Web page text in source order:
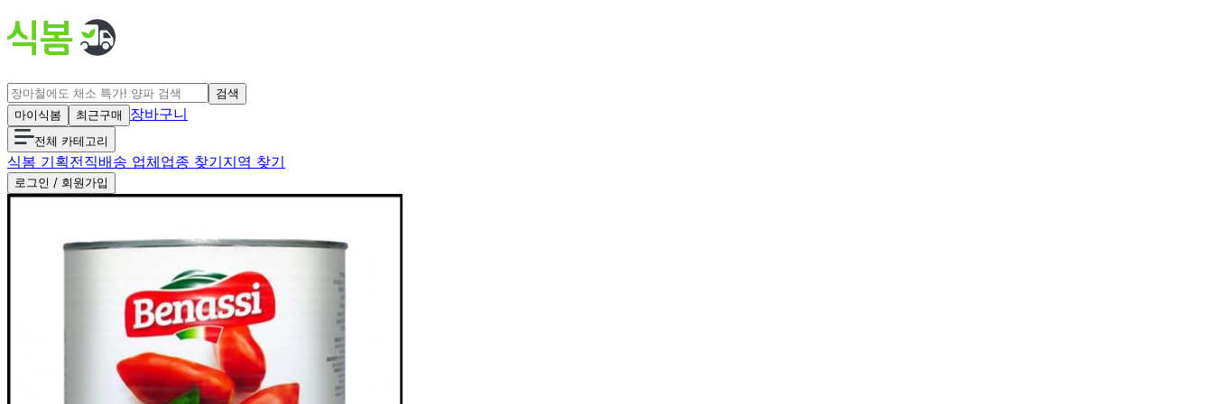
검색
마이식봄
최근구매 장바구니
전체 카테고리
식봄 기획전직배송 업체업종 찾기지역 찾기
로그인 / 회원가입